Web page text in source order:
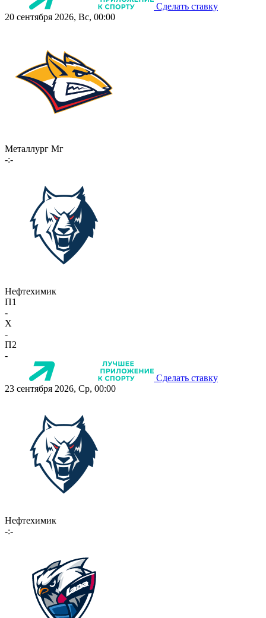
Сделать ставку
20 сентября 2026, Вс, 00:00
Металлург Мг
-:-
Нефтехимик
П1
-
X
-
П2
-
Сделать ставку
23 сентября 2026, Ср, 00:00
Нефтехимик
-:-